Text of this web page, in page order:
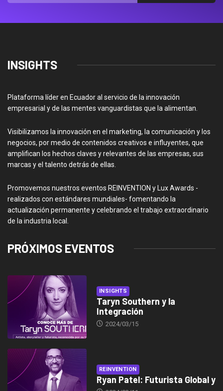
INSIGHTS
Plataforma líder en Ecuador al servicio de la innovación
empresarial y de las mentes vanguardistas que la alimentan.
Visibilizamos la innovación en el marketing, la comunicación y los
negocios, por medio de contenidos creativos e influyentes, que
amplifican los hechos claves y relevantes de las empresas, sus
marcas y el talento detrás de ellas.
Promovemos nuestros eventos REINVENTION y Lux Awards -
realizados con estándares mundiales- fomentando la
actualización permanente y celebrando el trabajo extraordinario
de la industria local.
PRÓXIMOS EVENTOS
INSIGHTS
Taryn Southern y la
Integración
2024/03/15
REINVENTION
Ryan Patel: Futurista Global y